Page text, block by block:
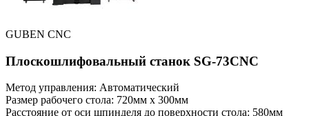
GUBEN CNC
Плоскошлифовальный станок SG-73CNC
Метод управления: Автоматический
Размер рабочего стола: 720мм x 300мм
Расстояние от оси шпинделя до поверхности стола: 580мм